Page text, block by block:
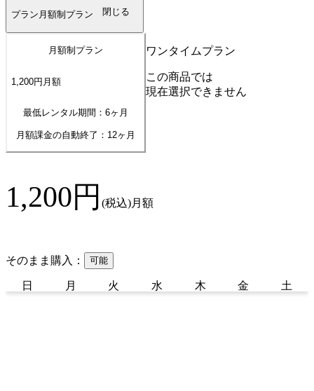
プラン 月額制プラン 閉じる
月額制プラン
1,200円 月額
最低レンタル期間：6ヶ月
月額課金の自動終了： 12ヶ月
ワンタイムプラン
この商品では
現在選択できません
1,200円 (税込)月額
そのまま購入： 可能
日 月 火 水 木 金 土